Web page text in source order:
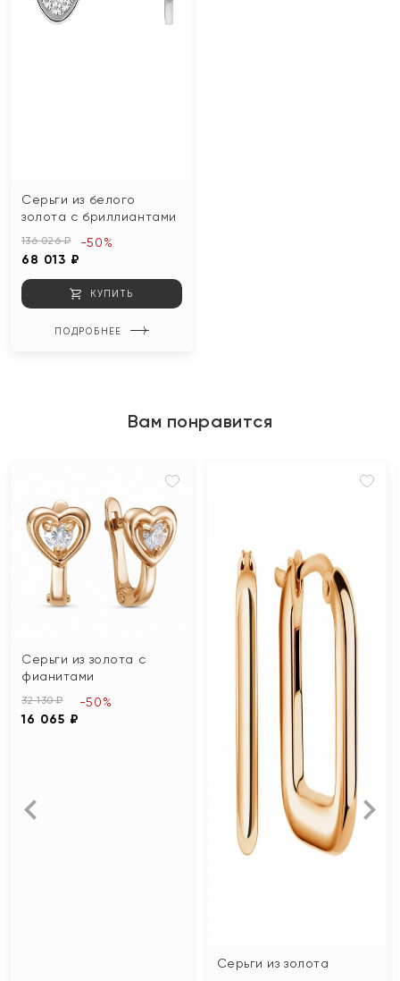
Серьги из белого
золота с бриллиантами
136 026 ₽
68 013 ₽
-50%
КУПИТЬ
ПОДРОБНЕЕ
Вам понравится
Серьги из золота с
фианитами
32 130 ₽
16 065 ₽
-50%
Серьги из золота